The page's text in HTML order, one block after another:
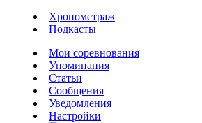
Хронометраж
Подкасты
Мои соревнования
Упоминания
Статьи
Сообщения
Уведомления
Настройки